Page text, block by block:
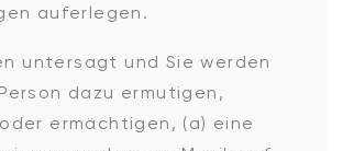
auferlegen.
untersagt und Sie werden
dazu ermutigen,
ermächtigen, (a) eine